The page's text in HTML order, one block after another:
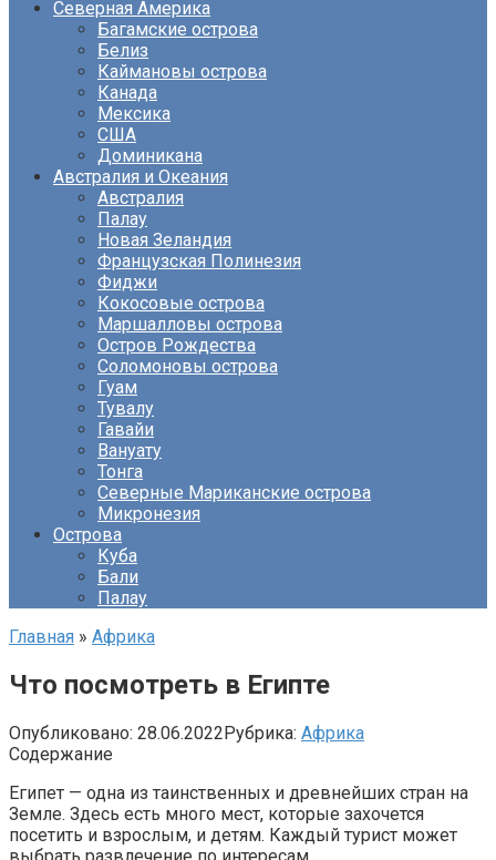
Северная Америка
Багамские острова
Белиз
Каймановы острова
Канада
Мексика
США
Доминикана
Австралия и Океания
Австралия
Палау
Новая Зеландия
Французская Полинезия
Фиджи
Кокосовые острова
Маршалловы острова
Остров Рождества
Соломоновы острова
Гуам
Тувалу
Гавайи
Вануату
Тонга
Северные Мариканские острова
Микронезия
Острова
Куба
Бали
Палау
Главная » Африка
Что посмотреть в Египте
Опубликовано: 28.06.2022Рубрика: Африка
Содержание
Египет — одна из таинственных и древнейших стран на
Земле. Здесь есть много мест, которые захочется
посетить и взрослым, и детям. Каждый турист может